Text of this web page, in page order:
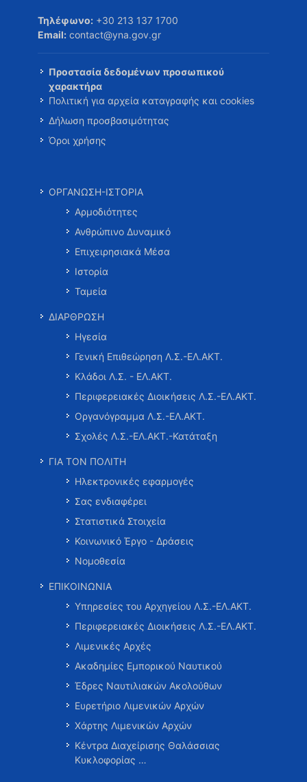
Τηλέφωνο: +30 213 137 1700
Email: contact@yna.gov.gr
Προστασία δεδομένων προσωπικού
χαρακτήρα
Πολιτική για αρχεία καταγραφής και cookies
Δήλωση προσβασιμότητας
Όροι χρήσης
ΟΡΓΑΝΩΣΗ-ΙΣΤΟΡΙΑ
Αρμοδιότητες
Ανθρώπινο Δυναμικό
Επιχειρησιακά Μέσα
Ιστορία
Ταμεία
ΔΙΑΡΘΡΩΣΗ
Ηγεσία
Γενική Επιθεώρηση Λ.Σ.-ΕΛ.ΑΚΤ.
Κλάδοι Λ.Σ. - ΕΛ.ΑΚΤ.
Περιφερειακές Διοικήσεις Λ.Σ.-ΕΛ.ΑΚΤ.
Οργανόγραμμα Λ.Σ.-ΕΛ.ΑΚΤ.
Σχολές Λ.Σ.-ΕΛ.ΑΚΤ.-Κατάταξη
ΓΙΑ ΤΟΝ ΠΟΛΙΤΗ
Ηλεκτρονικές εφαρμογές
Σας ενδιαφέρει
Στατιστικά Στοιχεία
Κοινωνικό Έργο - Δράσεις
Νομοθεσία
ΕΠΙΚΟΙΝΩΝΙΑ
Υπηρεσίες του Αρχηγείου Λ.Σ.-ΕΛ.ΑΚΤ.
Περιφερειακές Διοικήσεις Λ.Σ.-ΕΛ.ΑΚΤ.
Λιμενικές Αρχές
Ακαδημίες Εμπορικού Ναυτικού
Έδρες Ναυτιλιακών Ακολούθων
Ευρετήριο Λιμενικών Αρχών
Χάρτης Λιμενικών Αρχών
Κέντρα Διαχείρισης Θαλάσσιας
Κυκλοφορίας …